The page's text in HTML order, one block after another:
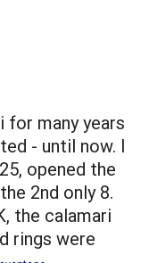
for many years
- until now. I
opened the
2nd only 8.
the calamari
rings were